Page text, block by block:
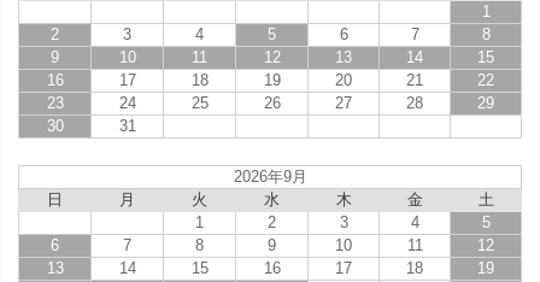
1
2
3 4 5 6 7
8
9
10 11 12 13 14
15
16
17 18 19 20 21
22
23
24 25 26 27 28
29
30
31
2026年9月
日
月 火 水 木 金
土
1
2 3 4
5
6
7 8 9 10 11
12
13
14 15 16 17 18
19